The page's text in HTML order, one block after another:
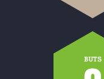
BUTS